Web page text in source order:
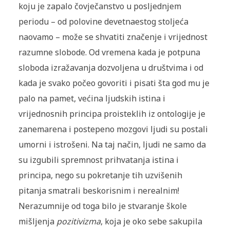
koju je zapalo čovječanstvo u posljednjem
periodu – od polovine devetnaestog stoljeća
naovamo – može se shvatiti značenje i vrijednost
razumne slobode. Od vremena kada je potpuna
sloboda izražavanja dozvoljena u društvima i od
kada je svako počeo govoriti i pisati šta god mu je
palo na pamet, većina ljudskih istina i
vrijednosnih principa proisteklih iz ontologije je
zanemarena i postepeno mozgovi ljudi su postali
umorni i istrošeni. Na taj način, ljudi ne samo da
su izgubili spremnost prihvatanja istina i
principa, nego su pokretanje tih uzvišenih
pitanja smatrali beskorisnim i nerealnim!
Nerazumnije od toga bilo je stvaranje škole
mišljenja pozitivizma, koja je oko sebe sakupila